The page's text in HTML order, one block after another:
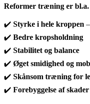
Reformer træning er
✔️ Styrke i hele kroppen
✔️ Bedre kropsholdning
✔️ Stabilitet og balance
✔️ Øget smidighed og
✔️ Skånsom træning for
✔️ Forebyggelse af skader